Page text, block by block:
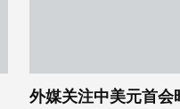
外媒关注中美元首